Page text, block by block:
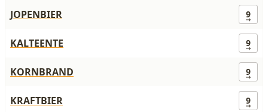
JOPENBIER 9
KALTEENTE 9
KORNBRAND 9
KRAFTBIER 9